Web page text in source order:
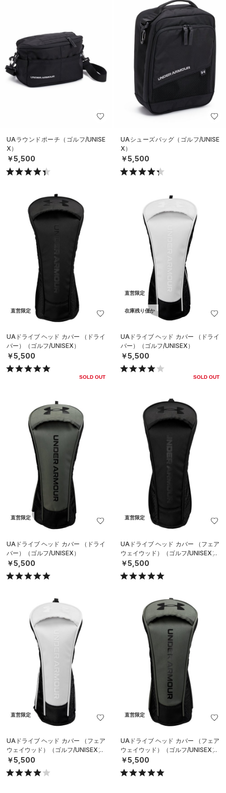
UAラウンドポーチ（ゴルフ/UNISE
X）
￥5,500
UAシューズバッグ（ゴルフ/UNISE
X）
￥5,500
直営限定
UAドライブ ヘッド カバー （ドライ
バー）（ゴルフ/UNISEX）
￥5,500
SOLD OUT
直営限定
在庫残り僅か
UAドライブ ヘッド カバー （ドライ
バー）（ゴルフ/UNISEX）
￥5,500
SOLD OUT
直営限定
UAドライブ ヘッド カバー （ドライ
バー）（ゴルフ/UNISEX）
￥5,500
直営限定
UAドライブ ヘッド カバー （フェア
ウェイウッド）（ゴルフ/UNISEX）
￥5,500
直営限定
UAドライブ ヘッド カバー （フェア
ウェイウッド）（ゴルフ/UNISEX）
￥5,500
直営限定
UAドライブ ヘッド カバー （フェア
ウェイウッド）（ゴルフ/UNISEX）
￥5,500